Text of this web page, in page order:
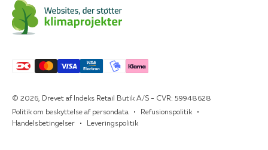
© 2026, Drevet af Indeks Retail Butik A/S - CVR: 59948628
Politik om beskyttelse af persondata
Refusionspolitik
Handelsbetingelser
Leveringspolitik